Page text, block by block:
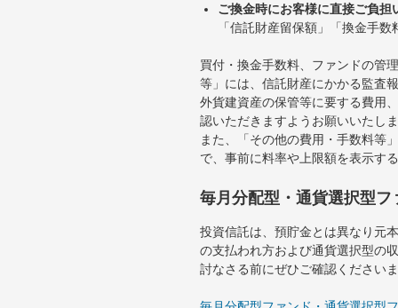
ご換金時にお客様に直接ご負担
「信託財産留保額」「換金手
買付・換金手数料、ファンドの管
等」には、信託財産にかかる監査
外貨建資産の保管等に要する費用
認いただきますようお願いいたし
また、「その他の費用・手数料等
で、事前に料率や上限額を表示す
毎月分配型・通貨選択型
投資信託は、預貯金とは異なり元
の支払われ方および通貨選択型の
討なさる前にぜひご確認ください